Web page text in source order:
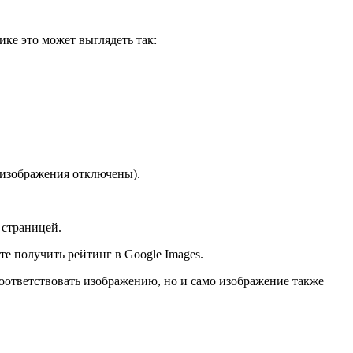
это может выглядеть так:
отключены).
получить рейтинг в Google Images.
изображению, но и само изображение также